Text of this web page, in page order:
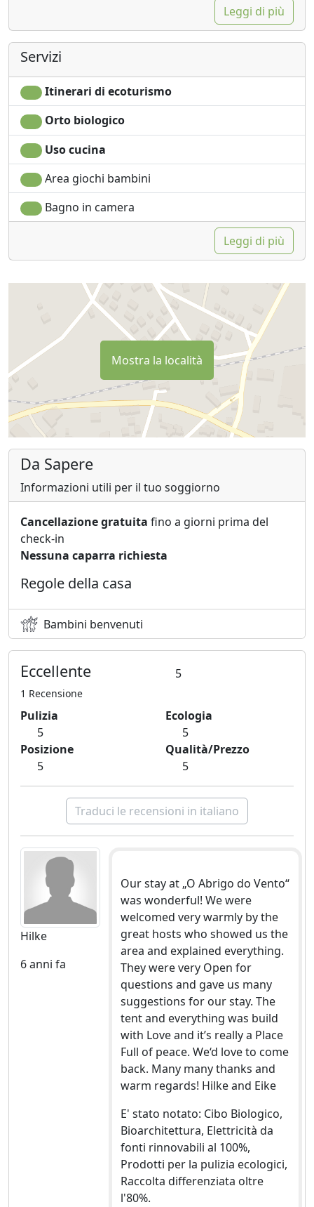
Leggi di più
Servizi
Itinerari di ecoturismo
Orto biologico
Uso cucina
Area giochi bambini
Bagno in camera
Leggi di più
Mostra la località
Da Sapere
Informazioni utili per il tuo soggiorno
Cancellazione gratuita fino a giorni prima del
check-in
Nessuna caparra richiesta
Regole della casa
Bambini benvenuti
Eccellente 5
1 Recensione
Pulizia
5
Ecologia
5
Posizione
5
Qualità/Prezzo
5
Traduci le recensioni in italiano
Hilke
6 anni fa
Our stay at „O Abrigo do Vento“
was wonderful! We were
welcomed very warmly by the
great hosts who showed us the
area and explained everything.
They were very Open for
questions and gave us many
suggestions for our stay. The
tent and everything was build
with Love and it’s really a Place
Full of peace. We‘d love to come
back. Many many thanks and
warm regards! Hilke and Eike
E' stato notato: Cibo Biologico,
Bioarchitettura, Elettricità da
fonti rinnovabili al 100%,
Prodotti per la pulizia ecologici,
Raccolta differenziata oltre
l'80%.